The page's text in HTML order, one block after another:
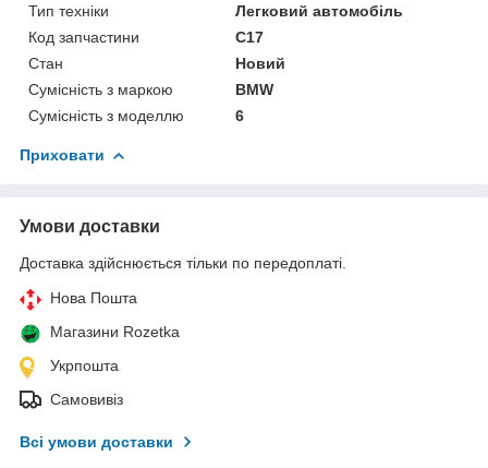
Тип техніки
Легковий автомобіль
Код запчастини
С17
Стан
Новий
Сумісність з маркою
BMW
Сумісність з моделлю
6
Приховати
Умови доставки
Доставка здійснюється тільки по передоплаті.
Нова Пошта
Магазини Rozetka
Укрпошта
Самовивіз
Всі умови доставки